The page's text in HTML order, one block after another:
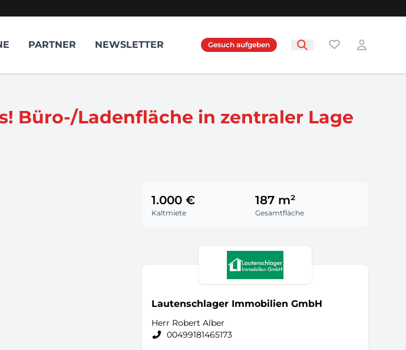
PARTNER NEWSLETTER Gesuch aufgeben Favoriten
Login
Büro-/Ladenfläche in zentraler Lage
Kaltmiete
1.000 €
Gesamtfläche
187 m²
Lautenschlager Immobilien GmbH
Herr Robert Alber
00499181465173